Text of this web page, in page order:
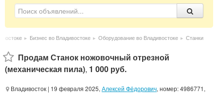
Магазины
▸ Бизнес во Владивостоке ▸ Оборудование во Владивостоке ▸ Станки
Продам Станок ножовочный отрезной
(механическая пила), 1 000 руб.
Владивосток | 19 февраля 2025, Алексей Фёдорович, номер: 4986771,